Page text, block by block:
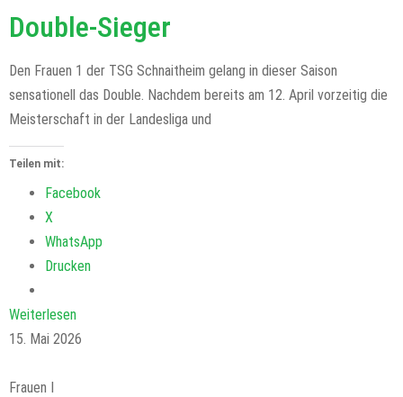
Double-Sieger
Den Frauen 1 der TSG Schnaitheim gelang in dieser Saison
sensationell das Double. Nachdem bereits am 12. April vorzeitig die
Meisterschaft in der Landesliga und
Teilen mit:
Facebook
X
WhatsApp
Drucken
Weiterlesen
15. Mai 2026
Frauen I